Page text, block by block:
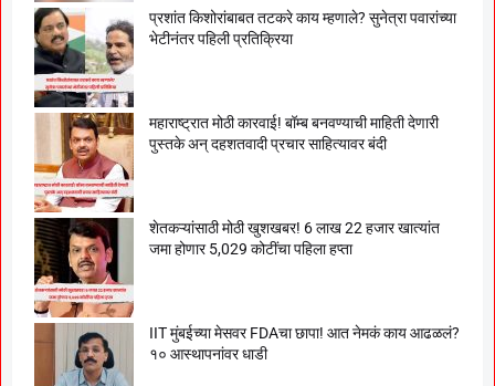
प्रशांत किशोरांबाबत तटकरे काय म्हणाले? सुनेत्रा पवारांच्या
भेटीनंतर पहिली प्रतिक्रिया
महाराष्ट्रात मोठी कारवाई! बॉम्ब बनवण्याची माहिती देणारी
पुस्तके अन् दहशतवादी प्रचार साहित्यावर बंदी
शेतकऱ्यांसाठी मोठी खुशखबर! 6 लाख 22 हजार खात्यांत
जमा होणार 5,029 कोटींचा पहिला हप्ता
IIT मुंबईच्या मेसवर FDAचा छापा! आत नेमकं काय आढळलं?
१० आस्थापनांवर धाडी